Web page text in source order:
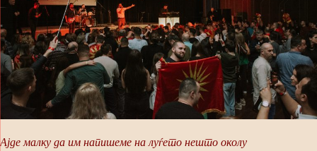
Ајде малку да им напишеме на луѓето нешто околу